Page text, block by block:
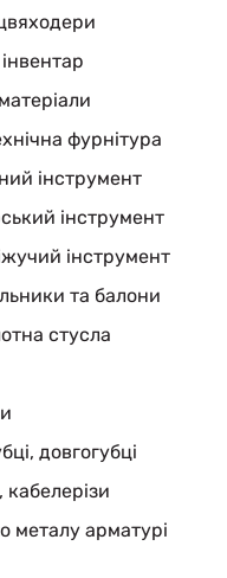
фурнітура
інструмент
інструмент
інструмент
та балони
стусла
довгогубці
кабелерізи
металу арматурі